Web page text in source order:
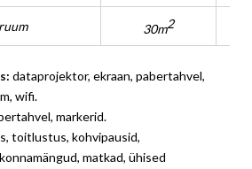
30m2
dataprojektor, ekraan, pabertahvel,
wifi.
markerid.
toitlustus, kohvipausid,
matkad, ühised